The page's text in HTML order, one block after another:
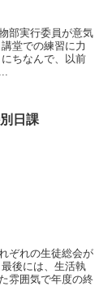
部実行委員が意気
堂での練習に力
ちなんで、以前
日課
ぞれの生徒総会が
後には、生活執
雰囲気で年度の終